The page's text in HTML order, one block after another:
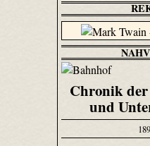
Chronik
und